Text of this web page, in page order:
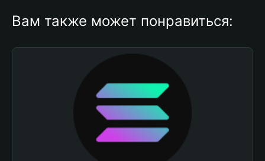
Вам также может понравиться: